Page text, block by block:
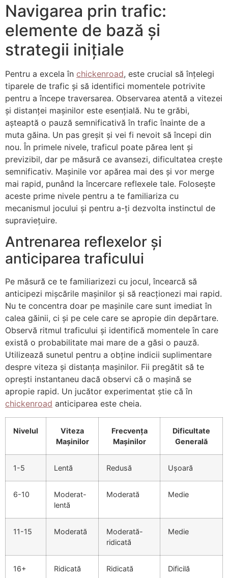
Navigarea prin trafic:
elemente de bază și
strategii inițiale
Pentru a excela în chickenroad, este crucial să înțelegi
tiparele de trafic și să identifici momentele potrivite
pentru a începe traversarea. Observarea atentă a vitezei
și distanței mașinilor este esențială. Nu te grăbi,
așteaptă o pauză semnificativă în trafic înainte de a
muta găina. Un pas greșit și vei fi nevoit să începi din
nou. În primele nivele, traficul poate părea lent și
previzibil, dar pe măsură ce avansezi, dificultatea crește
semnificativ. Mașinile vor apărea mai des și vor merge
mai rapid, punând la încercare reflexele tale. Folosește
aceste prime nivele pentru a te familiariza cu
mecanismul jocului și pentru a-ți dezvolta instinctul de
supraviețuire.
Antrenarea reflexelor și
anticiparea traficului
Pe măsură ce te familiarizezi cu jocul, încearcă să
anticipezi mișcările mașinilor și să reacționezi mai rapid.
Nu te concentra doar pe mașinile care sunt imediat în
calea găinii, ci și pe cele care se apropie din depărtare.
Observă ritmul traficului și identifică momentele în care
există o probabilitate mai mare de a găsi o pauză.
Utilizează sunetul pentru a obține indicii suplimentare
despre viteza și distanța mașinilor. Fii pregătit să te
oprești instantaneu dacă observi că o mașină se
apropie rapid. Un jucător experimentat știe că în
chickenroad anticiparea este cheia.
Nivelul
Viteza
Mașinilor
Frecvența
Mașinilor
Dificultate
Generală
1-5 Lentă Redusă Ușoară
6-10
Moderat-
lentă
Moderată Medie
11-15 Moderată
Moderată-
ridicată
Medie
16+ Ridicată Ridicată Dificilă